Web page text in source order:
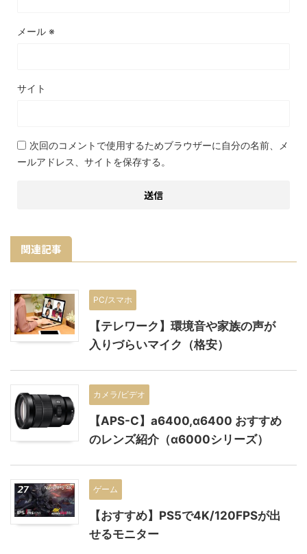
メール ※
サイト
次回のコメントで使用するためブラウザーに自分の名前、メ
ールアドレス、サイトを保存する。
関連記事
PC/スマホ
【テレワーク】環境音や家族の声が
入りづらいマイク（格安）
カメラ/ビデオ
【APS-C】a6400,α6400 おすすめ
のレンズ紹介（α6000シリーズ）
ゲーム
【おすすめ】PS5で4K/120FPSが出
せるモニター